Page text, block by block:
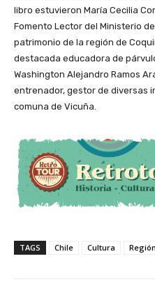
libro estuvieron María Cecilia
Fomento Lector del Ministerio
patrimonio de la región de
destacada educadora de
Washington Alejandro Ramos
entrenador, gestor de diversas
comuna de Vicuña.
TAGS Chile Cultura